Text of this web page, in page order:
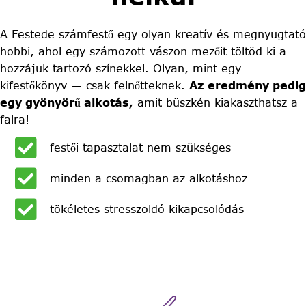
A Festede számfestő egy olyan kreatív és megnyugtató
hobbi, ahol egy számozott vászon mezőit töltöd ki a
hozzájuk tartozó színekkel. Olyan, mint egy
kifestőkönyv — csak felnőtteknek. Az eredmény pedig
egy gyönyörű alkotás, amit büszkén kiakaszthatsz a
falra!
festői tapasztalat nem szükséges
minden a csomagban az alkotáshoz
tökéletes stresszoldó kikapcsolódás